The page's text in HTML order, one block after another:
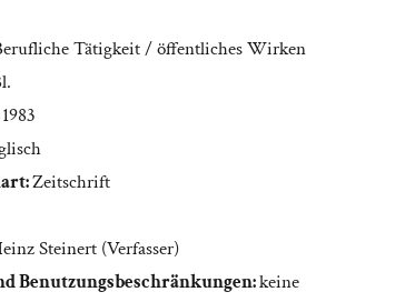
Tätigkeit / öffentliches Wirken
1983
Zeitschrift
Steinert (Verfasser)
Benutzungsbeschränkungen:keine